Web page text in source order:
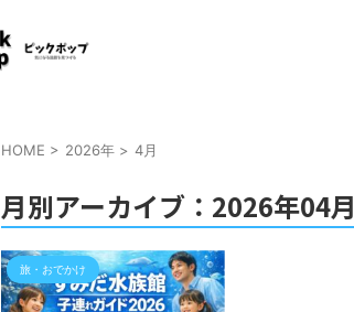
HOME > 2026年 > 4月
月別アーカイブ：2026年04月
旅・おでかけ